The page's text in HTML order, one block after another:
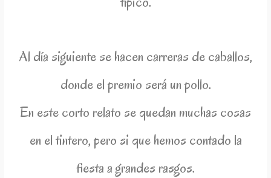
Al día siguiente se hacen carreras de caballos,
donde el premio será un pollo.
En este corto relato se quedan muchas cosas
en el tintero, pero si que hemos contado la
fiesta a grandes rasgos.